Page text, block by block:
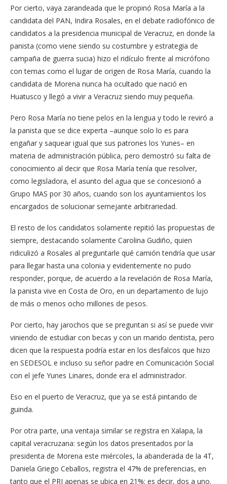
Por cierto, vaya zarandeada que le propinó Rosa María a la
candidata del PAN, Indira Rosales, en el debate radiofónico de
candidatos a la presidencia municipal de Veracruz, en donde la
panista (como viene siendo su costumbre y estrategia de
campaña de guerra sucia) hizo el ridículo frente al micrófono
con temas como el lugar de origen de Rosa María, cuando la
candidata de Morena nunca ha ocultado que nació en
Huatusco y llegó a vivir a Veracruz siendo muy pequeña.
Pero Rosa María no tiene pelos en la lengua y todo le reviró a
la panista que se dice experta –aunque solo lo es para
engañar y saquear igual que sus patrones los Yunes– en
materia de administración pública, pero demostró su falta de
conocimiento al decir que Rosa María tenía que resolver,
como legisladora, el asunto del agua que se concesionó a
Grupo MAS por 30 años, cuando son los ayuntamientos los
encargados de solucionar semejante arbitrariedad.
El resto de los candidatos solamente repitió las propuestas de
siempre, destacando solamente Carolina Gudiño, quien
ridiculizó a Rosales al preguntarle qué camión tendría que usar
para llegar hasta una colonia y evidentemente no pudo
responder, porque, de acuerdo a la revelación de Rosa María,
la panista vive en Costa de Oro, en un departamento de lujo
de más o menos ocho millones de pesos.
Por cierto, hay jarochos que se preguntan si así se puede vivir
viniendo de estudiar con becas y con un marido dentista, pero
dicen que la respuesta podría estar en los desfalcos que hizo
en SEDESOL e incluso su señor padre en Comunicación Social
con el jefe Yunes Linares, donde era el administrador.
Eso en el puerto de Veracruz, que ya se está pintando de
guinda.
Por otra parte, una ventaja similar se registra en Xalapa, la
capital veracruzana: según los datos presentados por la
presidenta de Morena este miércoles, la abanderada de la 4T,
Daniela Griego Ceballos, registra el 47% de preferencias, en
tanto que el PRI apenas se ubica en 21%; es decir, dos a uno.